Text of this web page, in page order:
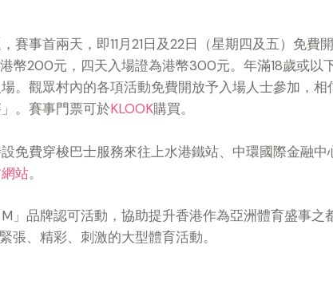
事首兩天，即11月21日及22日（星期四及五）免費
幣200元，四天入場證為港幣300元。年滿18歲或以
。觀眾村內的各項活動免費開放予入場人士參加，相
。賽事門票可於KLOOK購買。
免費穿梭巴士服務來往上水港鐵站、中環國際金融中
站。
」品牌認可活動，協助提升香港作為亞洲體育盛事之
、精彩、刺激的大型體育活動。